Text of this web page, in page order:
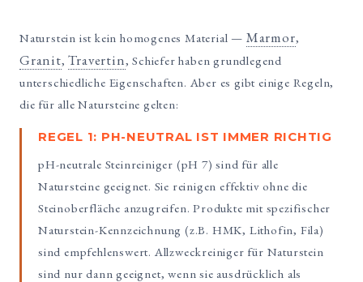
Naturstein ist kein homogenes Material — Marmor,
Granit,Travertin, Schiefer haben grundlegend
unterschiedliche Eigenschaften. Aber es gibt einige Regeln,
die für alle Natursteine gelten:
REGEL 1: PH-NEUTRAL IST IMMER RICHTIG
pH-neutrale Steinreiniger (pH 7) sind für alle
Natursteine geeignet. Sie reinigen effektiv ohne die
Steinoberfläche anzugreifen. Produkte mit spezifischer
Naturstein-Kennzeichnung (z.B. HMK, Lithofin, Fila)
sind empfehlenswert. Allzweckreiniger für Naturstein
sind nur dann geeignet, wenn sie ausdrücklich als